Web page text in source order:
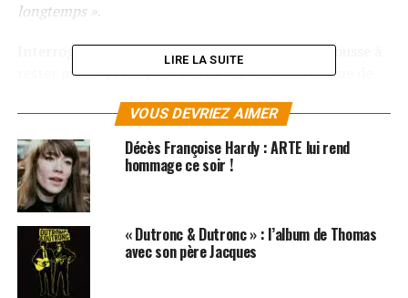
longtemps ».
Interrogée par le magazine sur la raison qui la pousse à
rester mariée, Françoise Hardy répond sans langue de
des raisons fiscales, notariales », avant d’ajouter : «
Jacques est le père de mon fils, je suis la mère de son fils,
il est l’homme de ma vie. Il n’y en a pas deux. C’est lui »
Découvrez plus de détails sur cette relation si
particulière, dans la vidéo ci-dessous !
LES ALBUMS DEFRANÇOISE HARDY
LIRE LA SUITE
VOUS DEVRIEZ AIMER
Décès Françoise Hardy : ARTE lui rend
hommage ce soir !
« Dutronc & Dutronc » : l’album de Thomas
avec son père Jacques